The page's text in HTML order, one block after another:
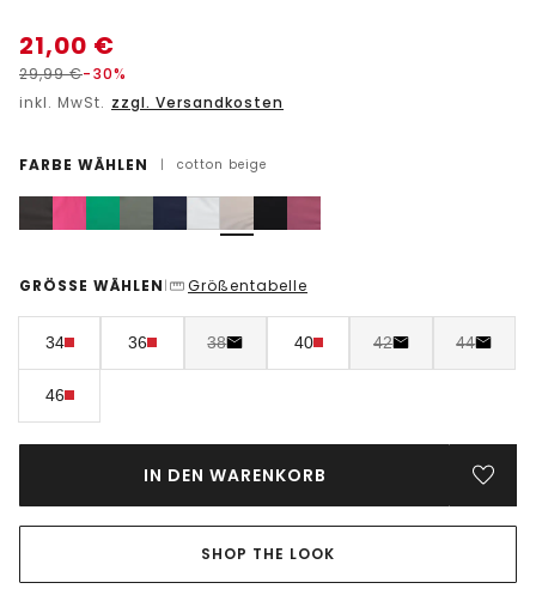
21,00 €
29,99€-30%
inkl. MwSt. zzgl. Versandkosten
FARBE WÄHLEN | cotton beige
GRÖSSE WÄHLEN | Größentabelle
34 36 38 40 42 44
46
IN DEN WARENKORB
SHOP THE LOOK